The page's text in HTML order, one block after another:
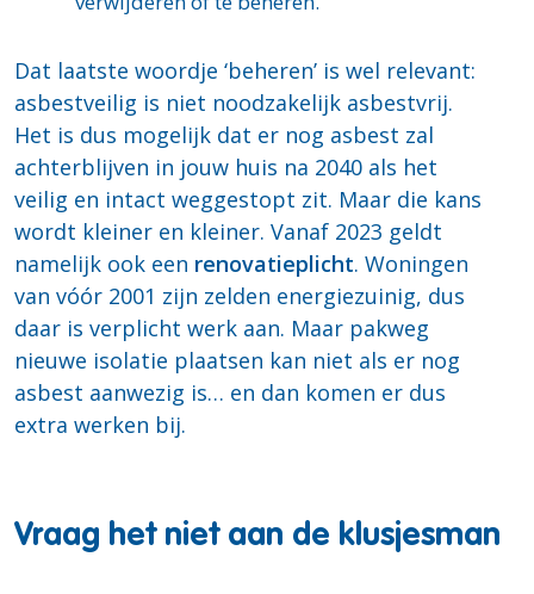
Dat laatste woordje ‘beheren’ is wel relevant:
asbestveilig is niet noodzakelijk asbestvrij.
Het is dus mogelijk dat er nog asbest zal
achterblijven in jouw huis na 2040 als het
veilig en intact weggestopt zit. Maar die kans
wordt kleiner en kleiner. Vanaf 2023 geldt
namelijk ook een renovatieplicht. Woningen
van vóór 2001 zijn zelden energiezuinig, dus
daar is verplicht werk aan. Maar pakweg
nieuwe isolatie plaatsen kan niet als er nog
asbest aanwezig is… en dan komen er dus
extra werken bij.
Vraag het niet aan de klusjesman